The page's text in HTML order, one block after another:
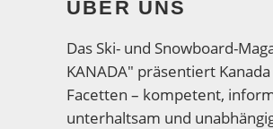
ÜBER UNS
Das Ski- und Snowboard-
KANADA" präsentiert
Facetten – kompetent,
unterhaltsam und